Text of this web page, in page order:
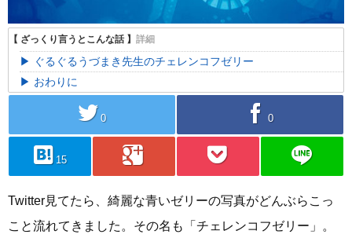
ぐるぐるうづまき先生のチェレンコフゼリー
おわりに
twitter 0 facebook 0
hatebu 15 googleplus pocket line
Twitter見てたら、綺麗な青いゼリーの写真がどんぶらこっ
こと流れてきました。その名も「チェレンコフゼリー」。